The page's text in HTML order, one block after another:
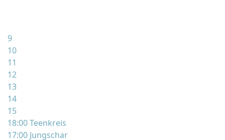
9
10
11
12
13
14
15
18:00 Teenkreis
17:00 Jungschar